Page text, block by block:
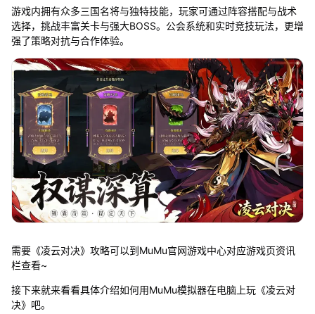
游戏内拥有众多三国名将与独特技能，玩家可通过阵容搭配与战术
选择，挑战丰富关卡与强大BOSS。公会系统和实时竞技玩法，更增
强了策略对抗与合作体验。
需要《凌云对决》攻略可以到MuMu官网游戏中心对应游戏页资讯
栏查看~
接下来就来看看具体介绍如何用MuMu模拟器在电脑上玩《凌云对
决》吧。